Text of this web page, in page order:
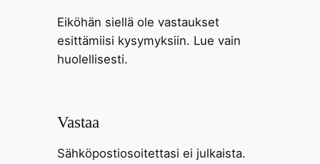
Eiköhän siellä ole vastaukset
esittämiisi kysymyksiin. Lue vain
huolellisesti.
Vastaa
Sähköpostiosoitettasi ei julkaista.